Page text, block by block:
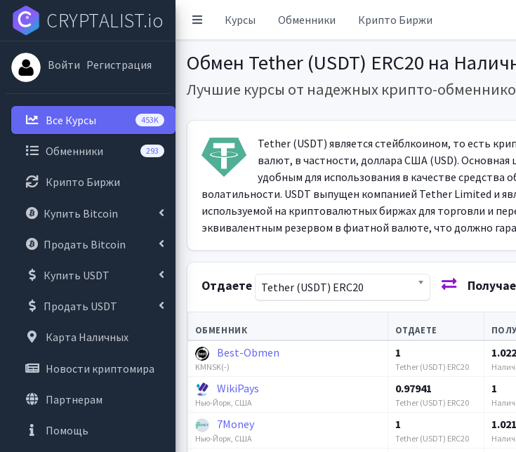
Курсы Обменники Крипто Биржи
CRYPTALIST.io
Войти Регистрация
Все Курсы 453K
Обменники 293
Крипто Биржи
Купить Bitcoin
Продать Bitcoin
Купить USDT
Продать USDT
Карта Наличных
Новости криптомира
Партнерам
Помощь
Обмен Tether (USDT) ERC20 на
Лучшие курсы от надежных крипто-
Tether (USDT) является стейблкоином, то есть
валют, в частности, доллара США (USD). Основная
удобным для использования в качестве
волатильности. USDT выпущен компанией Tether Limited и
используемой на криптовалютных биржах для торговли и
эквивалентным резервом в фиатной валюте, что должно
Отдаете Tether (USDT) ERC20
ОБМЕННИК ОТДАЕТЕ
Best-Obmen
KMNSK(-)
1
Tether (USDT) ERC20
WikiPays
Нью-Йорк, США
0.97941
Tether (USDT) ERC20
1
7Money
Нью-Йорк, США
1
Tether (USDT) ERC20
1.021